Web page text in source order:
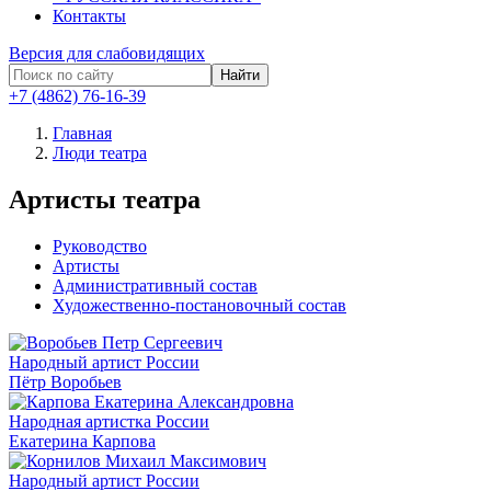
Контакты
Версия для слабовидящих
Найти
+7 (4862) 76-16-39
Главная
Люди театра
Артисты театра
Руководство
Артисты
Административный состав
Художественно-постановочный состав
Народный артист России
Пётр Воробьев
Народная артистка России
Екатерина Карпова
Народный артист России